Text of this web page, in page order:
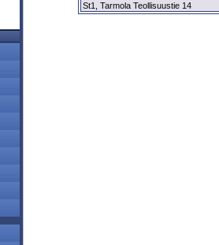
St1, Tarmola Teollisuustie 14